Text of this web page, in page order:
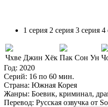
1 серия 2 серия 3 серия 4
Чхве Джин Хёк Пак Сон Ун
Год: 2020
Серий: 16 по 60 мин.
Страна: Южная Корея
Жанры: Боевик, криминал,
Перевод: Русская озвучка от